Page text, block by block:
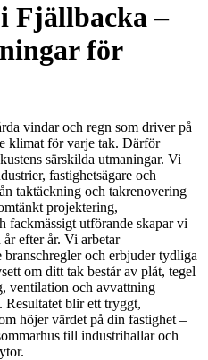
Fjällbacka –
för
vindar och regn som driver på
klimat för varje tak. Därför
särskilda utmaningar. Vi
fastighetsägare och
taktäckning och takrenovering
projektering,
fackmässigt utförande skapar vi
efter år. Vi arbetar
och erbjuder tydliga
om ditt tak består av plåt, tegel
ventilation och avvattning
blir ett tryggt,
höjer värdet på din fastighet –
till industrihallar och